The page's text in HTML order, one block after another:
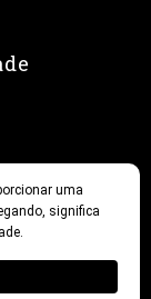
uma
significa